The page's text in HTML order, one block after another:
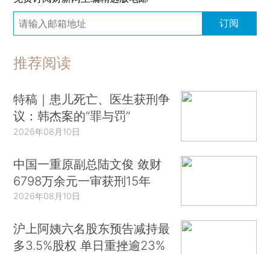
订阅
推荐阅读
特稿｜患儿死亡、医生获刑争
议：韩杰案的“罪与罚”
2026年08月10日
中国一重原副总陆文俊 敛财
6798万余元一审获刑15年
2026年08月10日
沪上阿姨六名股东预告减持最
多3.5%股权 单日重挫逾23%